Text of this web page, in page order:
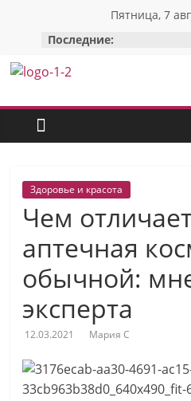
содержимому
Пятница, 7
Последние:
Красотка:
женский
сайт
стиле
красоте:
только
полезные
для
женщины
Здоровье и красота
Чем
аптечная
обычной:
эксперта
12.03.2021 Мария С